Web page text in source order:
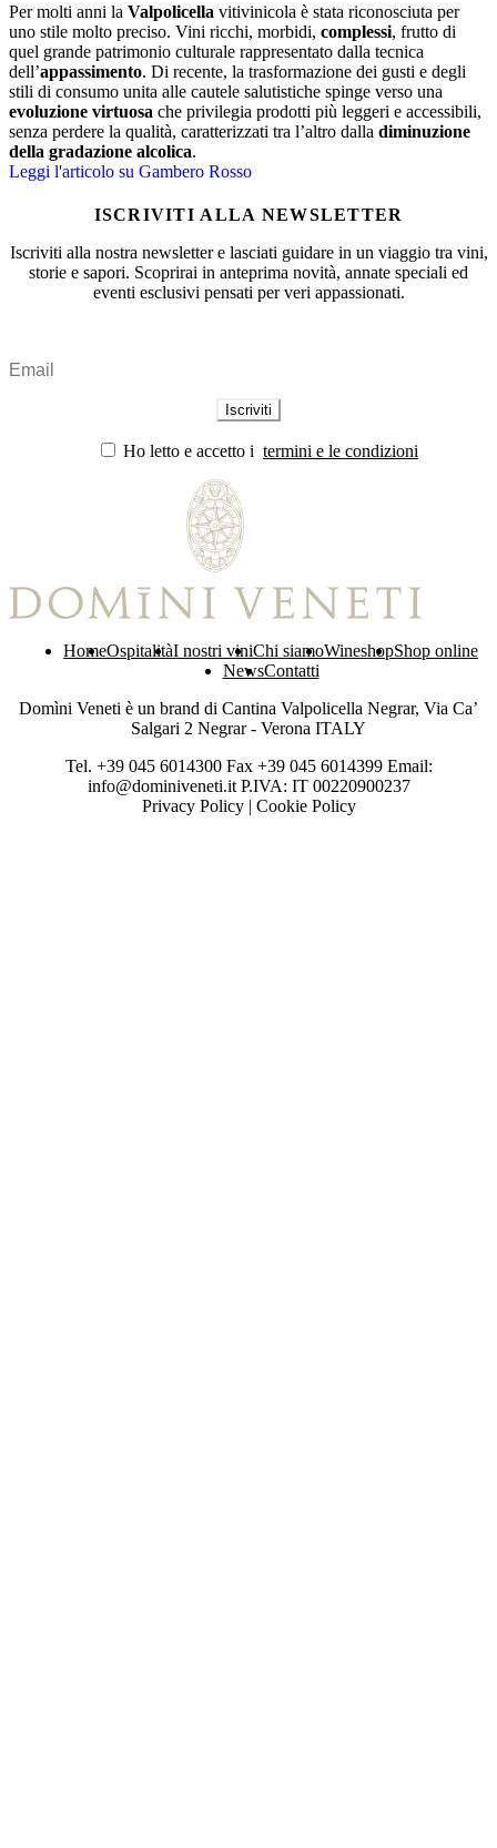
Per molti anni la Valpolicella vitivinicola è stata riconosciuta per
uno stile molto preciso. Vini ricchi, morbidi, complessi, frutto di
quel grande patrimonio culturale rappresentato dalla tecnica
dell’appassimento. Di recente, la trasformazione dei gusti e degli
stili di consumo unita alle cautele salutistiche spinge verso una
evoluzione virtuosa che privilegia prodotti più leggeri e accessibili,
senza perdere la qualità, caratterizzati tra l’altro dalla diminuzione
della gradazione alcolica.
Leggi l'articolo su Gambero Rosso
ISCRIVITI ALLA NEWSLETTER
Iscriviti alla nostra newsletter e lasciati guidare in un viaggio tra vini,
storie e sapori. Scoprirai in anteprima novità, annate speciali ed
eventi esclusivi pensati per veri appassionati.
Ho letto e accetto i termini e le condizioni
HomeOspitalitàI nostri viniChi siamoWineshopShop online
NewsContatti
Domìni Veneti è un brand di Cantina Valpolicella Negrar, Via Ca’
Salgari 2 Negrar - Verona ITALY
Tel. +39 045 6014300 Fax +39 045 6014399 Email:
info@dominiveneti.it P.IVA: IT 00220900237
Privacy Policy| Cookie Policy